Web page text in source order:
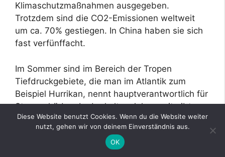
Klimaschutzmaßnahmen ausgegeben.
Trotzdem sind die CO2-Emissionen weltweit
um ca. 70% gestiegen. In China haben sie sich
fast verfünffacht.
Im Sommer sind im Bereich der Tropen
Tiefdruckgebiete, die man im Atlantik zum
Beispiel Hurrikan, nennt hauptverantwortlich für
Sturmschäden. In der kalten Jahreszeit gibt es
dann in den mittleren Breiten die stärksten
Stürme.
Diese Website benutzt Cookies. Wenn du die Website weiter
nutzt, gehen wir von deinem Einverständnis aus.
OK